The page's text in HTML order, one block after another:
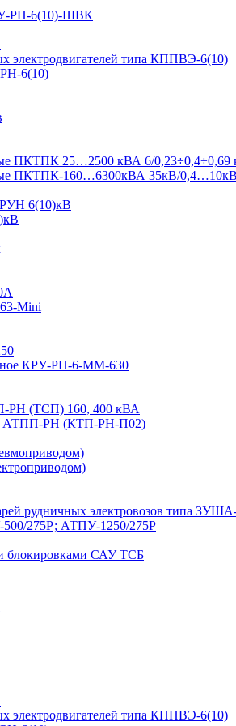
РН-6(10)-ШВК
электродвигателей типа КППВЭ-6(10)
РН-6(10)
ПКТПК 25…2500 кВА 6/0,23÷0,4÷0,69
ПКТПК-160…6300кВА 35кВ/
6(10)кВ
Mini
КРУ-РН-6-ММ-630
РН (ТСП) 160, 400 кВА
АТПП-РН (КТП-РН-П02)
рудничных электровозов типа
500/275Р; АТПУ-1250/275Р
и блокировками САУ ТСБ
электродвигателей типа КППВЭ-6(10)